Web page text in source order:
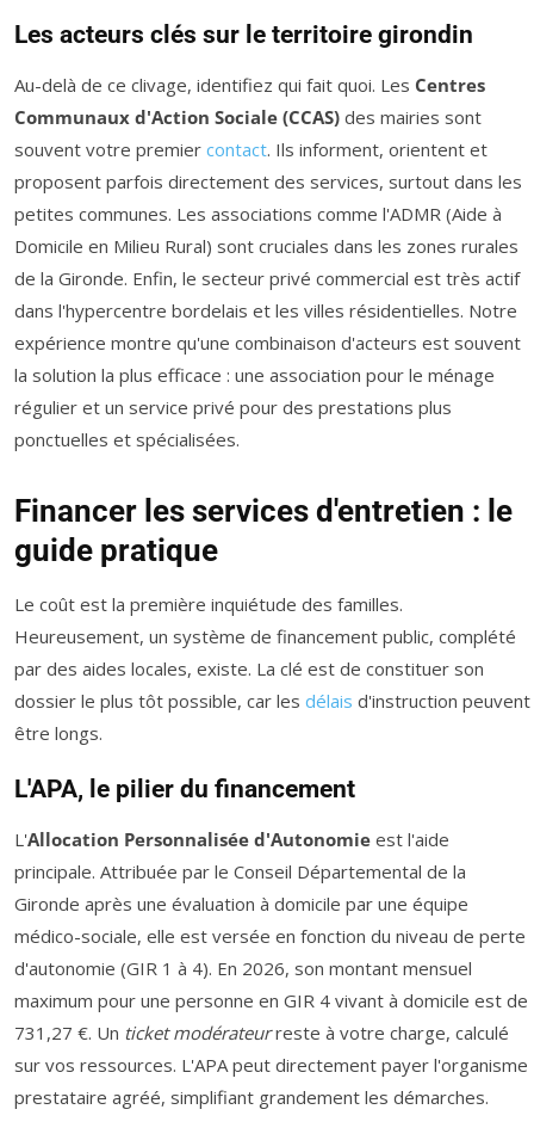
Les acteurs clés sur le territoire girondin
Au-delà de ce clivage, identifiez qui fait quoi. Les Centres
Communaux d'Action Sociale (CCAS) des mairies sont
souvent votre premier contact. Ils informent, orientent et
proposent parfois directement des services, surtout dans les
petites communes. Les associations comme l'ADMR (Aide à
Domicile en Milieu Rural) sont cruciales dans les zones rurales
de la Gironde. Enfin, le secteur privé commercial est très actif
dans l'hypercentre bordelais et les villes résidentielles. Notre
expérience montre qu'une combinaison d'acteurs est souvent
la solution la plus efficace : une association pour le ménage
régulier et un service privé pour des prestations plus
ponctuelles et spécialisées.
Financer les services d'entretien : le
guide pratique
Le coût est la première inquiétude des familles.
Heureusement, un système de financement public, complété
par des aides locales, existe. La clé est de constituer son
dossier le plus tôt possible, car les délais d'instruction peuvent
être longs.
L'APA, le pilier du financement
L'Allocation Personnalisée d'Autonomie est l'aide
principale. Attribuée par le Conseil Départemental de la
Gironde après une évaluation à domicile par une équipe
médico-sociale, elle est versée en fonction du niveau de perte
d'autonomie (GIR 1 à 4). En 2026, son montant mensuel
maximum pour une personne en GIR 4 vivant à domicile est de
731,27 €. Un ticket modérateurreste à votre charge, calculé
sur vos ressources. L'APA peut directement payer l'organisme
prestataire agréé, simplifiant grandement les démarches.